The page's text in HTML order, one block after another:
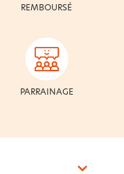
REMBOURSÉ
PARRAINAGE